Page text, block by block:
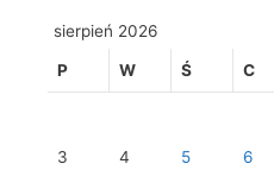
sierpień 2026
P W Ś C
3 4 5 6